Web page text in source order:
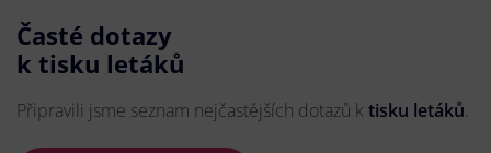
Časté dotazy
k tisku letáků
Připravili jsme seznam nejčastějších dotazů k tisku letáků.